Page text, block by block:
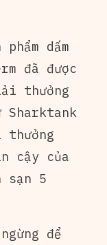
dấm
đã được
thưởng
cậy của
sạn 5
để